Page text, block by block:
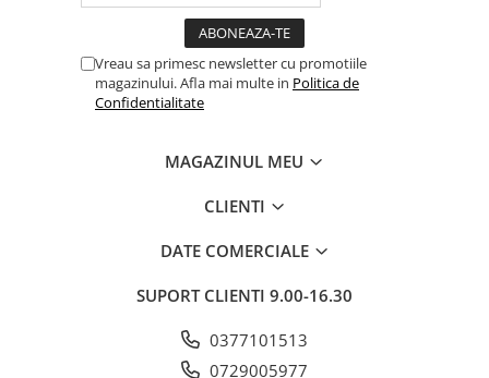
Vreau sa primesc newsletter cu promotiile
magazinului. Afla mai multe in Politica de
Confidentialitate
MAGAZINUL MEU
CLIENTI
DATE COMERCIALE
SUPORT CLIENTI 9.00-16.30
0377101513
0729005977